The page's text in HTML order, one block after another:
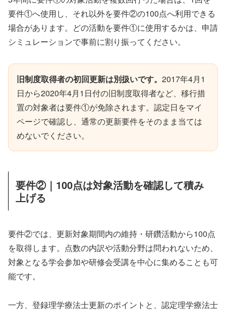
要件①へ使用し、それ以外を要件②の100点へ利用できる
場合があります。どの活動を要件①に使用するかは、申請
シミュレーションで事前に割り振ってください。
旧制度取得者の初回更新は別扱いです。 2017年4月1
日から2020年4月1日付の旧制度取得者など、移行措
置の対象者は要件①が免除されます。認定日をマイ
ページで確認し、通常の更新要件をそのまま当ては
めないでください。
要件②｜100点は対象活動を確認して積み
上げる
要件②では、更新対象期間内の維持・研鑽活動から100点
を取得します。点数の内訳や活動分野は問われないため、
対象となる学会参加や研修会受講を中心に集めることも可
能です。
一方、登録理学療法士更新のポイントと、認定理学療法士